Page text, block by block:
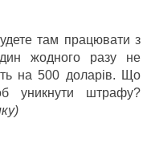
там працювати з
жодного разу не
на 500 доларів. Що
уникнути штрафу?